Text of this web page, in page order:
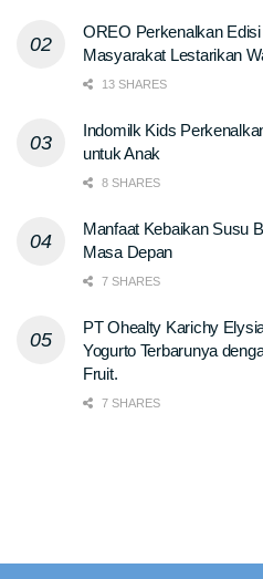
OREO Perkenalkan
Masyarakat Lestarikan
13 SHARES
Indomilk Kids
untuk Anak
8 SHARES
Manfaat Kebaikan Susu
Masa Depan
7 SHARES
PT Ohealty Karichy
Yogurto Terbarunya
Fruit.
7 SHARES